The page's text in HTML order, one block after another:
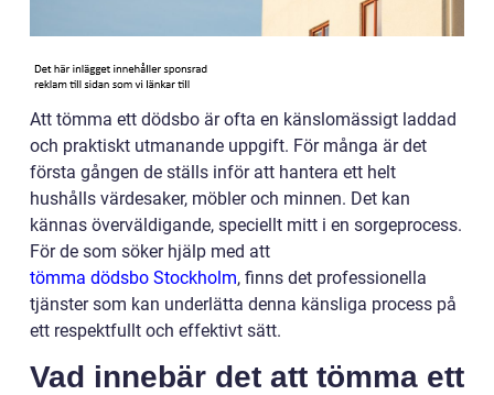
Att tömma ett dödsbo är ofta en känslomässigt laddad
och praktiskt utmanande uppgift. För många är det
första gången de ställs inför att hantera ett helt
hushålls värdesaker, möbler och minnen. Det kan
kännas överväldigande, speciellt mitt i en sorgeprocess.
För de som söker hjälp med att
tömma dödsbo Stockholm, finns det professionella
tjänster som kan underlätta denna känsliga process på
ett respektfullt och effektivt sätt.
Vad innebär det att tömma ett